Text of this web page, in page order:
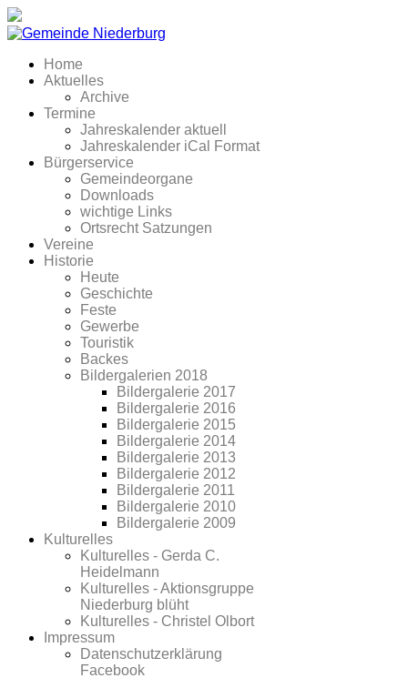
Home
Aktuelles
Archive
Termine
Jahreskalender aktuell
Jahreskalender iCal Format
Bürgerservice
Gemeindeorgane
Downloads
wichtige Links
Ortsrecht Satzungen
Vereine
Historie
Heute
Geschichte
Feste
Gewerbe
Touristik
Backes
Bildergalerien 2018
Bildergalerie 2017
Bildergalerie 2016
Bildergalerie 2015
Bildergalerie 2014
Bildergalerie 2013
Bildergalerie 2012
Bildergalerie 2011
Bildergalerie 2010
Bildergalerie 2009
Kulturelles
Kulturelles - Gerda C.
Heidelmann
Kulturelles - Aktionsgruppe
Niederburg blüht
Kulturelles - Christel Olbort
Impressum
Datenschutzerklärung
Facebook